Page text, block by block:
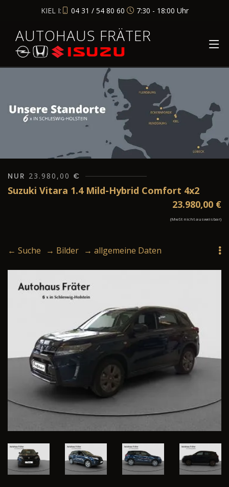
KIEL I: 04 31 / 54 80 60 7:30 - 18:00 Uhr
AUTOHAUS FRÄTER
NUR 23.980,00 €
Suzuki Vitara 1.4 Mild-Hybrid Comfort 4x2
23.980,00 €
(MwSt nicht ausweisbar)
← Suche → Bilder → allgemeine Daten